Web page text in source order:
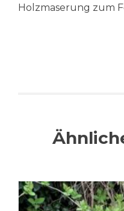
Holzmaserung zum